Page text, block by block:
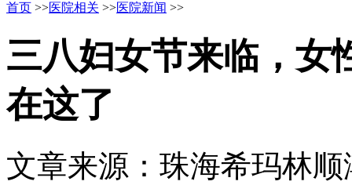
首页 >>医院相关 >>医院新闻 >>
三八妇女节来临，女
在这了
文章来源：珠海希玛林